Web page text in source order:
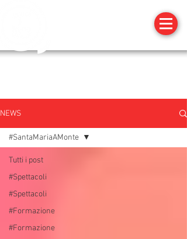
NEWS
Tutti i post
#Spettacoli
#Spettacoli
#Formazione
#Formazione
#SantaMariaAMonte